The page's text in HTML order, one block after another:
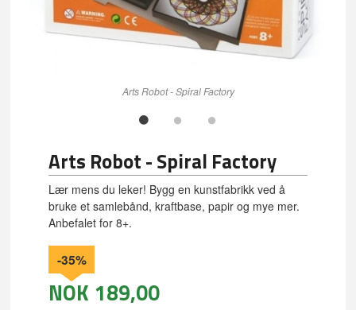
Arts Robot - Spiral Factory
Arts Robot - Spiral Factory
Lær mens du leker! Bygg en kunstfabrikk ved å
bruke et samlebånd, kraftbase, papir og mye mer.
Anbefalet for 8+.
NOK 189,00
-35%